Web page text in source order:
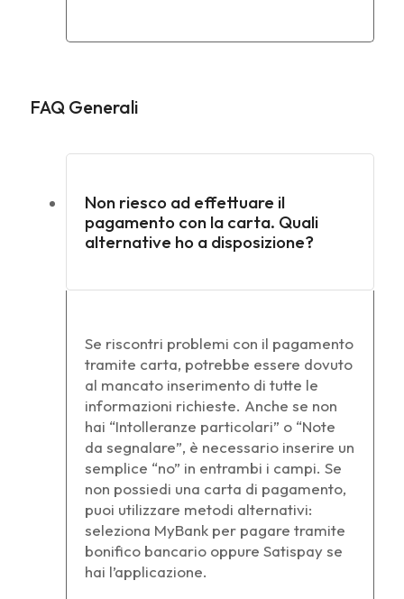
FAQ Generali
Non riesco ad effettuare il
pagamento con la carta. Quali
alternative ho a disposizione?
Se riscontri problemi con il pagamento
tramite carta, potrebbe essere dovuto
al mancato inserimento di tutte le
informazioni richieste. Anche se non
hai “Intolleranze particolari” o “Note
da segnalare”, è necessario inserire un
semplice “no” in entrambi i campi. Se
non possiedi una carta di pagamento,
puoi utilizzare metodi alternativi:
seleziona MyBank per pagare tramite
bonifico bancario oppure Satispay se
hai l’applicazione.